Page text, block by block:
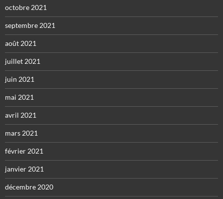
octobre 2021
septembre 2021
août 2021
juillet 2021
juin 2021
mai 2021
avril 2021
mars 2021
février 2021
janvier 2021
décembre 2020